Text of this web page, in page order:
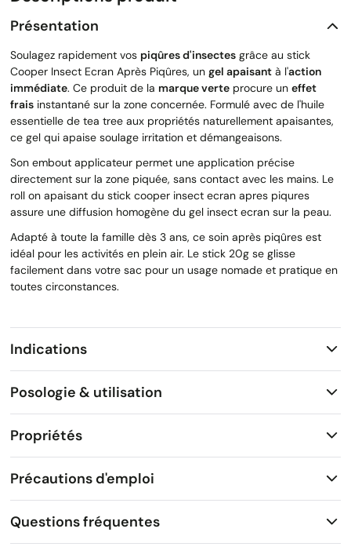
Présentation
Soulagez rapidement vos piqûres d'insectes grâce au stick
Cooper Insect Ecran Après Piqûres, un gel apaisant à l'action
immédiate. Ce produit de la marque verte procure un effet
frais instantané sur la zone concernée. Formulé avec de l'huile
essentielle de tea tree aux propriétés naturellement apaisantes,
ce gel qui apaise soulage irritation et démangeaisons.
Son embout applicateur permet une application précise
directement sur la zone piquée, sans contact avec les mains. Le
roll on apaisant du stick cooper insect ecran apres piqures
assure une diffusion homogène du gel insect ecran sur la peau.
Adapté à toute la famille dès 3 ans, ce soin après piqûres est
idéal pour les activités en plein air. Le stick 20g se glisse
facilement dans votre sac pour un usage nomade et pratique en
toutes circonstances.
Indications
Posologie & utilisation
Propriétés
Précautions d'emploi
Questions fréquentes